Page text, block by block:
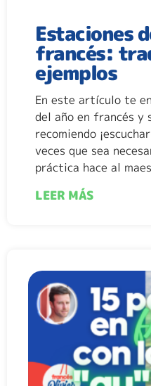
Estaciones
francés:
ejemplos
En este artículo te
del año en francés y
recomiendo
veces que sea
práctica hace al
LEER MÁS